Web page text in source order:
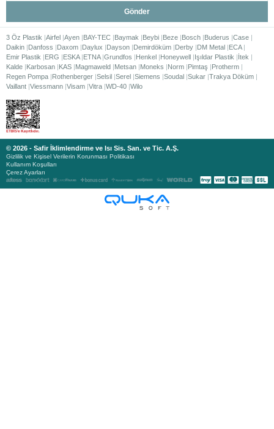
Gönder
3 Öz Plastik Airfel Ayen BAY-TEC Baymak Beybi Beze Bosch Buderus Case
Daikin Danfoss Daxom Daylux Dayson Demirdöküm Derby DM Metal ECA
Emir Plastik
ERG ESKA ETNA Grundfos Henkel Honeywell Işıldar Plastik
İtek
Kalde Karbosan KAS Magmaweld Metsan Moneks Norm Pimtaş
Protherm
Regen Pompa Rothenberger Selsil Serel Siemens Soudal Sukar Trakya Döküm
Vaillant Viessmann Visam Vitra WD-40 Wilo
© 2026 - Safir İklimlendirme ve Isı Sis. San. ve Tic. A.Ş.
Gizlilik ve Kişisel Verilerin Korunması Politikası
Kullanım Koşulları
Çerez Ayarları